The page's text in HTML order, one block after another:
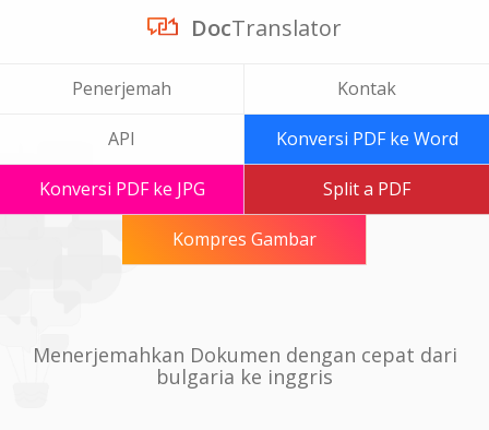
DocTranslator
Penerjemah Kontak
API Konversi PDF ke Word
Konversi PDF ke JPG Split a PDF
Kompres Gambar
Menerjemahkan Dokumen dengan cepat dari
bulgaria ke inggris